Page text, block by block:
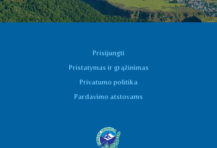
Prisijungti
Pristatymas ir grąžinimas
Privatumo politika
Pardavimo atstovams